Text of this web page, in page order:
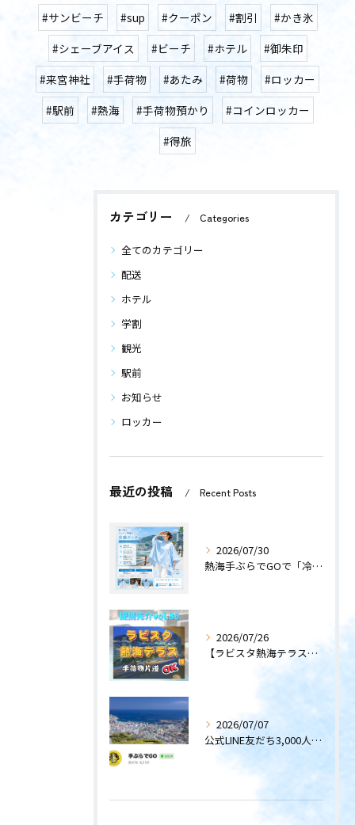
#サンビーチ #sup #クーポン #割引
#かき氷
#シェーブアイス
#ビーチ #ホテル
#御朱印
#来宮神社
#手荷物 #あたみ #荷物
#ロッカー
#駅前
#熱海 #手荷物預かり
#コインロッカー
#得旅
カテゴリー Categories
全てのカテゴリー
配送
ホテル
学割
観光
駅前
お知らせ
ロッカー
最近の投稿 Recent Posts
2026/07/30
熱海手ぶらでGOで「冷感ポンチョ」のレンタルサービスを開始します！
2026/07/26
【ラビスタ熱海テラス】〜提携先紹介〜
2026/07/07
公式LINE友だち3,000人突破！